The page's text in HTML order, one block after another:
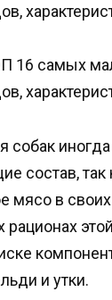
16 самых
собак
состав, так
мясо в
и утки.